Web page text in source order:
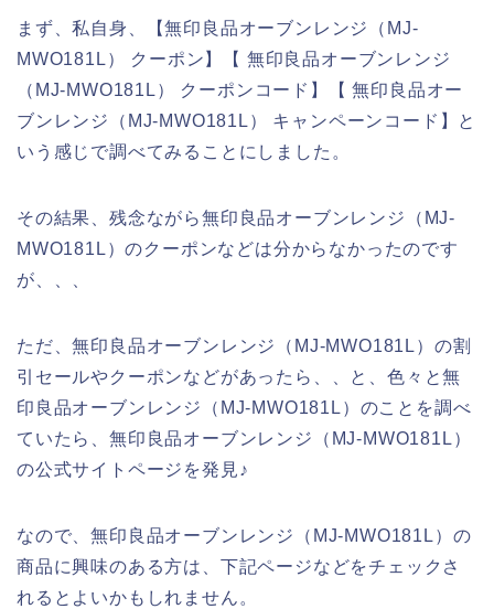
まず、私自身、【無印良品オーブンレンジ（MJ‐
MWO181L） クーポン】【 無印良品オーブンレンジ
（MJ‐MWO181L） クーポンコード】【 無印良品オー
ブンレンジ（MJ‐MWO181L） キャンペーンコード】と
いう感じで調べてみることにしました。
その結果、残念ながら無印良品オーブンレンジ（MJ‐
MWO181L）のクーポンなどは分からなかったのです
が、、、
ただ、無印良品オーブンレンジ（MJ‐MWO181L）の割
引セールやクーポンなどがあったら、、と、色々と無
印良品オーブンレンジ（MJ‐MWO181L）のことを調べ
ていたら、無印良品オーブンレンジ（MJ‐MWO181L）
の公式サイトページを発見♪
なので、無印良品オーブンレンジ（MJ‐MWO181L）の
商品に興味のある方は、下記ページなどをチェックさ
れるとよいかもしれません。